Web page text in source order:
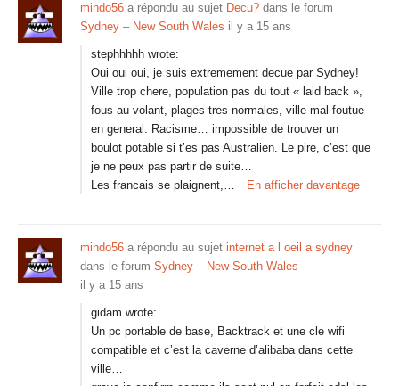
mindo56 a répondu au sujet Decu? dans le forum
Sydney – New South Wales il y a 15 ans
stephhhhh wrote:
Oui oui oui, je suis extremement decue par Sydney!
Ville trop chere, population pas du tout « laid back »,
fous au volant, plages tres normales, ville mal foutue
en general. Racisme… impossible de trouver un
boulot potable si t’es pas Australien. Le pire, c’est que
je ne peux pas partir de suite…
Les francais se plaignent,…
En afficher davantage
mindo56 a répondu au sujet internet a l oeil a sydney
dans le forum Sydney – New South Wales
il y a 15 ans
gidam wrote:
Un pc portable de base, Backtrack et une cle wifi
compatible et c’est la caverne d’alibaba dans cette
ville…